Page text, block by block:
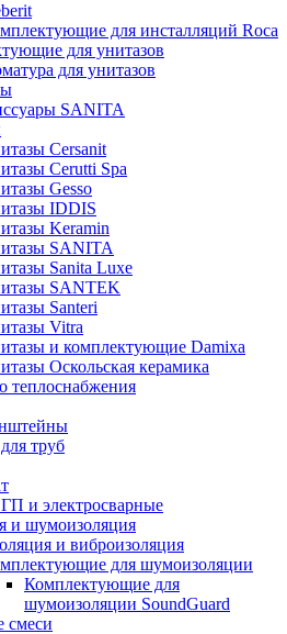
для инсталляций Roca
для унитазов
для унитазов
SANITA
Cersanit
Cerutti Spa
Gesso
IDDIS
Keramin
SANITA
Sanita Luxe
SANTEK
Santeri
Vitra
и комплектующие Damixa
Оскольская керамика
теплоснабжения
труб
и электросварные
и шумоизоляция
и виброизоляция
для шумоизоляции
Комплектующие для
шумоизоляции SoundGuard
смеси